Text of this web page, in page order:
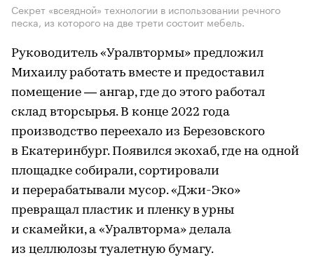
Секрет «всеядной» технологии в использовании речного
песка, из которого на две трети состоит мебель.
Руководитель «Уралвтормы» предложил
Михаилу работать вместе и предоставил
помещение — ангар, где до этого работал
склад вторсырья. В конце 2022 года
производство переехало из Березовского
в Екатеринбург. Появился экохаб, где на одной
площадке собирали, сортировали
и перерабатывали мусор. «Джи-Эко»
превращал пластик и пленку в урны
и скамейки, а «Уралвторма» делала
из целлюлозы туалетную бумагу.